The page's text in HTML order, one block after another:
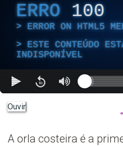
ERRO 100
ERROR ON HTML5
ESTE CONTEÚDO
INDISPONÍVEL
Ouvir
A orla costeira é a